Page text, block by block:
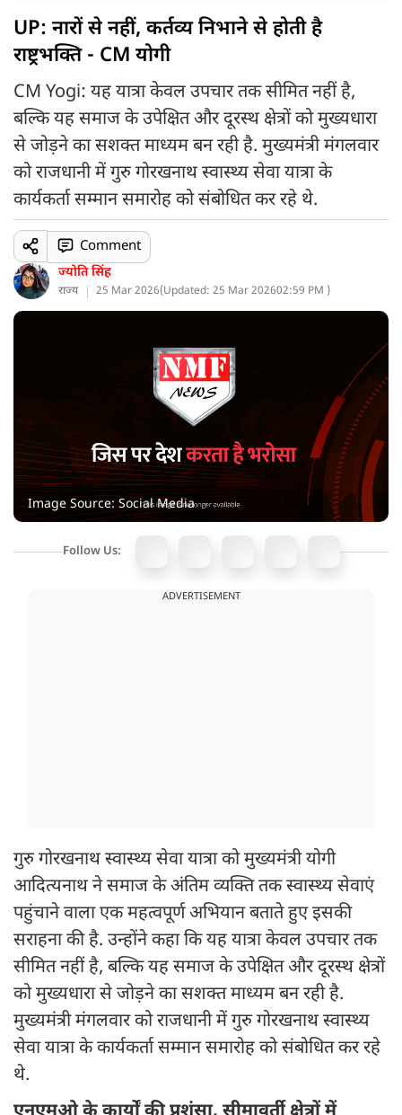
UP: नारों से नहीं, कर्तव्य निभाने से होती है
राष्ट्रभक्ति - CM योगी
CM Yogi: यह यात्रा केवल उपचार तक सीमित नहीं है,
बल्कि यह समाज के उपेक्षित और दूरस्थ क्षेत्रों को मुख्यधारा
से जोड़ने का सशक्त माध्यम बन रही है. मुख्यमंत्री मंगलवार
को राजधानी में गुरु गोरखनाथ स्वास्थ्य सेवा यात्रा के
कार्यकर्ता सम्मान समारोह को संबोधित कर रहे थे.
ज्योति सिंह
राज्य 25 Mar 2026(Updated: 25 Mar 202602:59 PM )
Comment
Image Source: Social Media
Follow Us:
ADVERTISEMENT
गुरु गोरखनाथ स्वास्थ्य सेवा यात्रा को मुख्यमंत्री योगी
आदित्यनाथ ने समाज के अंतिम व्यक्ति तक स्वास्थ्य सेवाएं
पहुंचाने वाला एक महत्वपूर्ण अभियान बताते हुए इसकी
सराहना की है. उन्होंने कहा कि यह यात्रा केवल उपचार तक
सीमित नहीं है, बल्कि यह समाज के उपेक्षित और दूरस्थ क्षेत्रों
को मुख्यधारा से जोड़ने का सशक्त माध्यम बन रही है.
मुख्यमंत्री मंगलवार को राजधानी में गुरु गोरखनाथ स्वास्थ्य
सेवा यात्रा के कार्यकर्ता सम्मान समारोह को संबोधित कर रहे
थे.